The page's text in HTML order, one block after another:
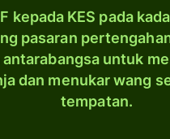
kepada KES pada
pasaran
antarabangsa untuk
dan menukar wang
tempatan.